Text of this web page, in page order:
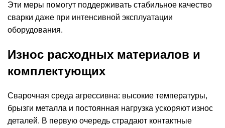
Эти меры помогут поддерживать стабильное качество
сварки даже при интенсивной эксплуатации
оборудования.
Износ расходных материалов и
комплектующих
Сварочная среда агрессивна: высокие температуры,
брызги металла и постоянная нагрузка ускоряют износ
деталей. В первую очередь страдают контактные